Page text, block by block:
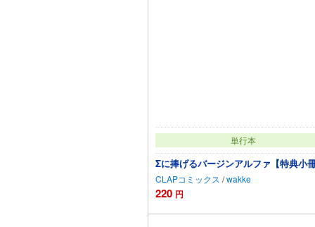
単行本
Σに捧げるバージンアルファ【特典小
CLAPコミックス /wakke
220 円